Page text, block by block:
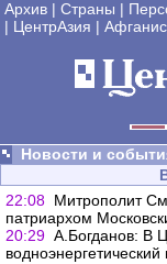
Архив | Страны |
| ЦентрАзия |
Новости и
22:08 Митрополит
патриархом
20:29 А.Богданов: В
водноэнергетический